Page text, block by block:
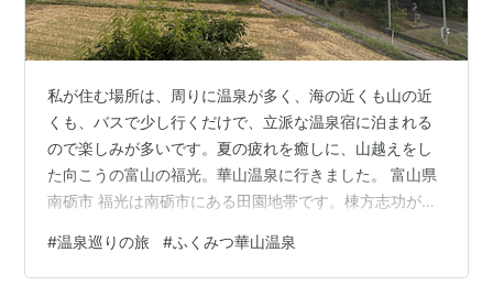
私が住む場所は、周りに温泉が多く、海の近くも山の近
くも、バスで少し行くだけで、立派な温泉宿に泊まれる
ので楽しみが多いです。夏の疲れを癒しに、山越えをし
た向こうの富山の福光。華山温泉に行きました。 富山県
南砺市 福光は南砺市にある田園地帯です。棟方志功が住
場所はなく、静かなのんびりした場所です。 温泉に行く
のが何故好きなのか、と考えると、やはりポイントはお
#温泉巡りの旅 #ふくみつ華山温泉